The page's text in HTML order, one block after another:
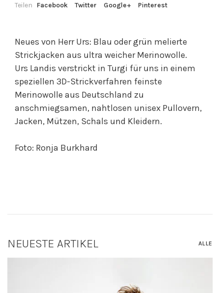
Teilen Facebook Twitter Google+ Pinterest
Neues von Herr Urs: Blau oder grün melierte
Strickjacken aus ultra weicher Merinowolle.
Urs Landis verstrickt in Turgi für uns in einem
speziellen 3D-Strickverfahren feinste
Merinowolle aus Deutschland zu
anschmiegsamen, nahtlosen unisex Pullovern,
Jacken, Mützen, Schals und Kleidern.
Foto: Ronja Burkhard
NEUESTE ARTIKEL ALLE